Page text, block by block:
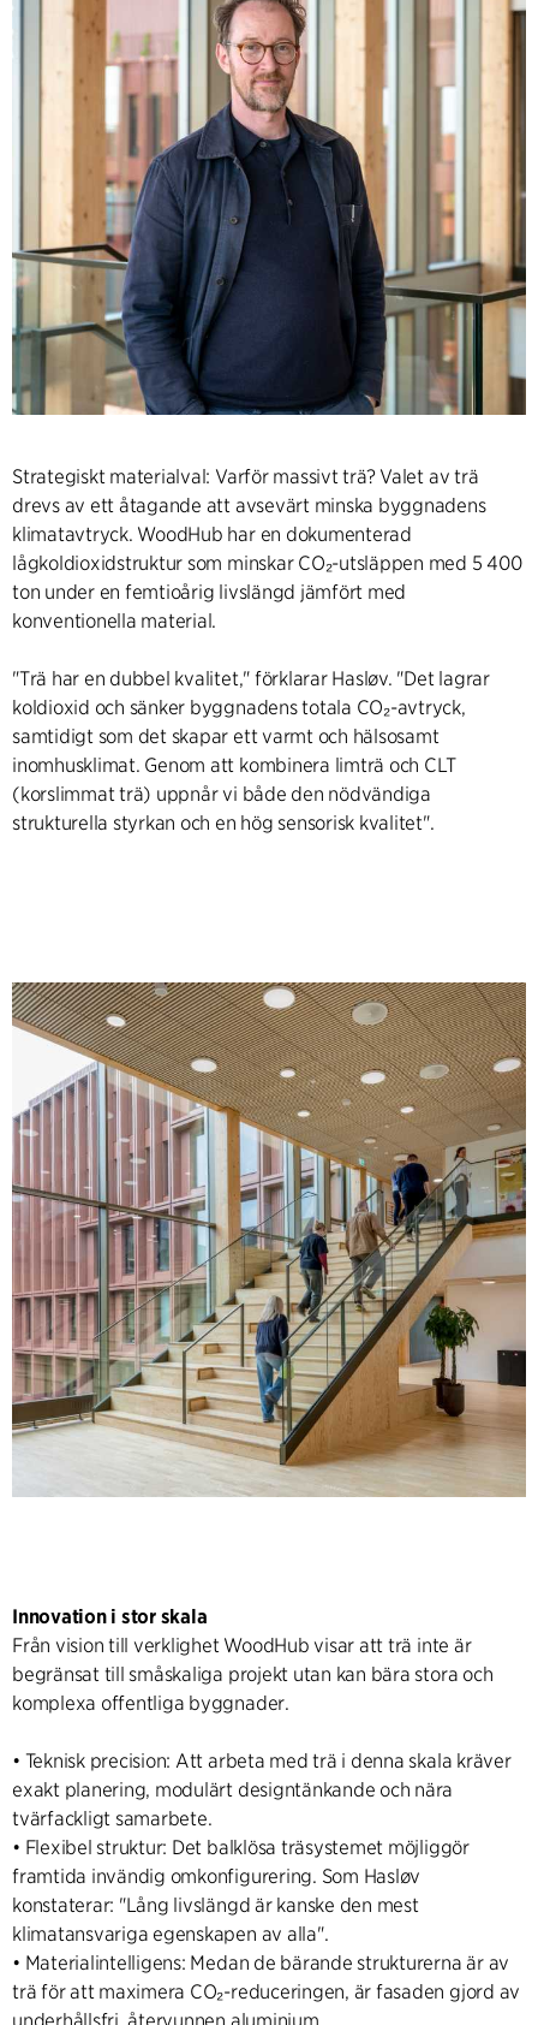
Strategiskt materialval: Varför massivt trä? Valet av trä
drevs av ett åtagande att avsevärt minska byggnadens
klimatavtryck. WoodHub har en dokumenterad
lågkoldioxidstruktur som minskar CO₂-utsläppen med 5 400
ton under en femtioårig livslängd jämfört med
konventionella material.
"Trä har en dubbel kvalitet," förklarar Hasløv. "Det lagrar
koldioxid och sänker byggnadens totala CO₂-avtryck,
samtidigt som det skapar ett varmt och hälsosamt
inomhusklimat. Genom att kombinera limträ och CLT
(korslimmat trä) uppnår vi både den nödvändiga
strukturella styrkan och en hög sensorisk kvalitet".
Innovation i stor skala
Från vision till verklighet WoodHub visar att trä inte är
begränsat till småskaliga projekt utan kan bära stora och
komplexa offentliga byggnader.
• Teknisk precision: Att arbeta med trä i denna skala kräver
exakt planering, modulärt designtänkande och nära
tvärfackligt samarbete.
• Flexibel struktur: Det balklösa träsystemet möjliggör
framtida invändig omkonfigurering. Som Hasløv
konstaterar: "Lång livslängd är kanske den mest
klimatansvariga egenskapen av alla".
• Materialintelligens: Medan de bärande strukturerna är av
trä för att maximera CO₂-reduceringen, är fasaden gjord av
underhållsfri, återvunnen aluminium.